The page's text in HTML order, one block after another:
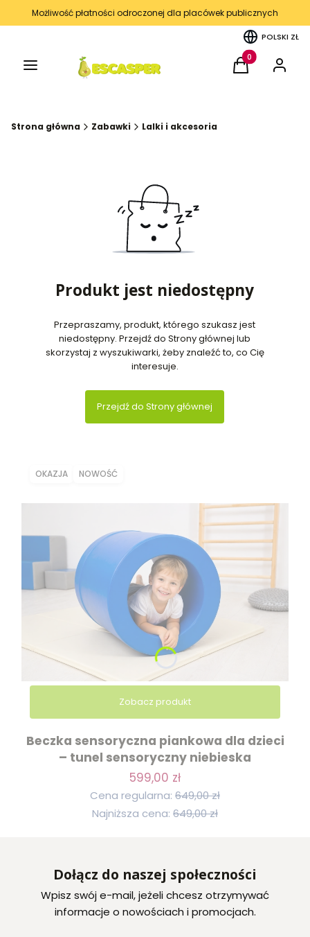
Możliwość płatności odroczonej dla placówek publicznych
POLSKI ZŁ
Menu Produkty w
Koszyk Zaloguj
Strona główna Zabawki Lalki i akcesoria
Produkt jest niedostępny
Przepraszamy, produkt, którego szukasz jest
niedostępny. Przejdź do Strony głównej lub
skorzystaj z wyszukiwarki, żeby znaleźć to, co Cię
interesuje.
Przejdź do Strony głównej
OKAZJA NOWOŚĆ
Zobacz produkt
Beczka sensoryczna piankowa dla dzieci
– tunel sensoryczny niebieska
599,00 zł
Cena regularna: 649,00 zł
Najniższa cena: 649,00 zł
Dołącz do naszej społeczności
Wpisz swój e-mail, jeżeli chcesz otrzymywać
informacje o nowościach i promocjach.